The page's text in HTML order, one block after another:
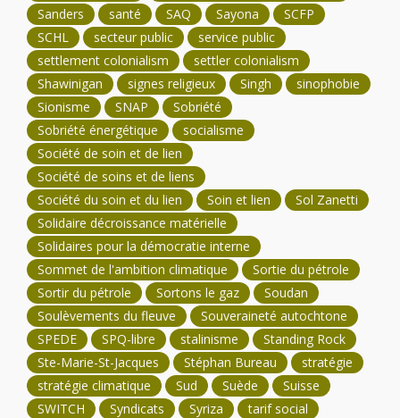
Sanders
santé SAQ Sayona
SCFP
SCHL
secteur public
service public
settlement colonialism
settler colonialism
Shawinigan
signes religieux Singh
sinophobie
Sionisme
SNAP
Sobriété
Sobriété énergétique
socialisme
Société de soin et de lien
Société de soins et de liens
Société du soin et du lien
Soin et lien
Sol Zanetti
Solidaire décroissance matérielle
Solidaires pour la démocratie interne
Sommet de l'ambition climatique
Sortie du pétrole
Sortir du pétrole
Sortons le gaz
Soudan
Soulèvements du fleuve
Souveraineté autochtone
SPEDE
SPQ-libre stalinisme
Standing Rock
Ste-Marie-St-Jacques
Stéphan Bureau
stratégie
stratégie climatique
Sud Suède
Suisse
SWITCH
Syndicats Syriza
tarif social